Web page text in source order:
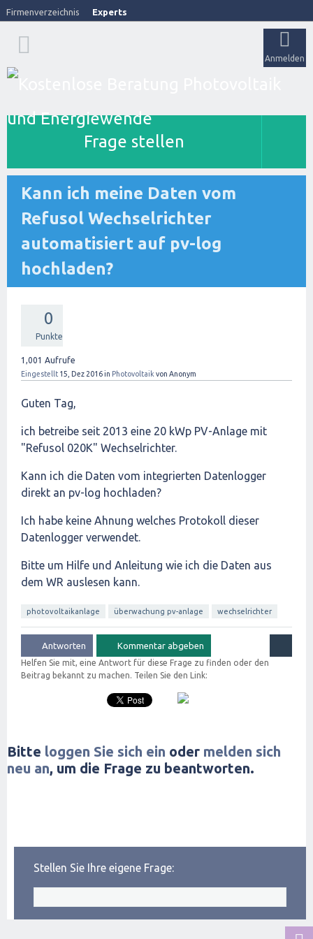
Firmenverzeichnis Experts
Anmelden
Frage stellen
Kann ich meine Daten vom
Refusol Wechselrichter
automatisiert auf pv-log
hochladen?
0
Punkte
1,001 Aufrufe
Eingestellt 15, Dez 2016in Photovoltaik von Anonym
Guten Tag,
ich betreibe seit 2013 eine 20 kWp PV-Anlage mit
"Refusol 020K" Wechselrichter.
Kann ich die Daten vom integrierten Datenlogger
direkt an pv-log hochladen?
Ich habe keine Ahnung welches Protokoll dieser
Datenlogger verwendet.
Bitte um Hilfe und Anleitung wie ich die Daten aus
dem WR auslesen kann.
photovoltaikanlage überwachung pv-anlage wechselrichter
Helfen Sie mit, eine Antwort für diese Frage zu finden oder den
Beitrag bekannt zu machen. Teilen Sie den Link:
Bitte loggen Sie sich ein oder melden sich
neu an, um die Frage zu beantworten.
Stellen Sie Ihre eigene Frage: